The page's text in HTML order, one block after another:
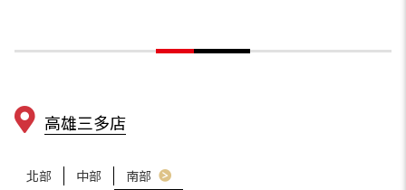
高雄三多店
北部 中部 南部